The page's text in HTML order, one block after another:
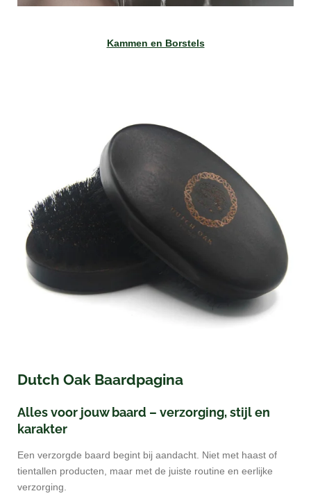
Kammen en Borstels
Dutch Oak Baardpagina
Alles voor jouw baard – verzorging, stijl en
karakter
Een verzorgde baard begint bij aandacht. Niet met haast of
tientallen producten, maar met de juiste routine en eerlijke
verzorging.